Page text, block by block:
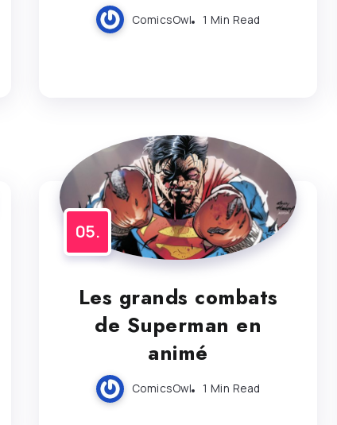
ComicsOwl 1 Min Read
Les grands combats
de Superman en
animé
ComicsOwl 1 Min Read